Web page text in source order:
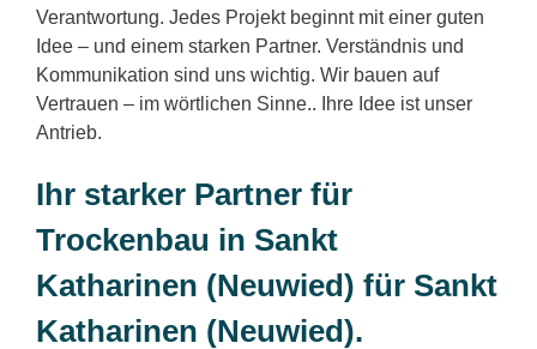
Verantwortung. Jedes Projekt beginnt mit einer guten
Idee – und einem starken Partner. Verständnis und
Kommunikation sind uns wichtig. Wir bauen auf
Vertrauen – im wörtlichen Sinne.. Ihre Idee ist unser
Antrieb.
Ihr starker Partner für
Trockenbau in Sankt
Katharinen (Neuwied) für Sankt
Katharinen (Neuwied).